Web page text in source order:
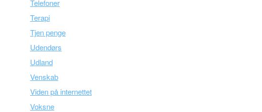
Telefoner
Terapi
Tjen penge
Udendørs
Udland
Venskab
Viden på internettet
Voksne